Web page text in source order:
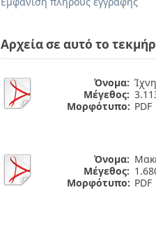
Αρχεία σε αυτό το
Όνομα:
Μέγεθος:
Μορφότυπο: PDF
Όνομα:
Μέγεθος:
Μορφότυπο: PDF